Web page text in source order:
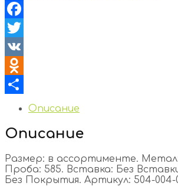
Facebook
Twitter
VK
Odnoklassniki
Отправить
Описание
Описание
Размер: в ассортименте.
Проба: 585. Вставка: Без
Без Покрытия. Артикул: 504-004-